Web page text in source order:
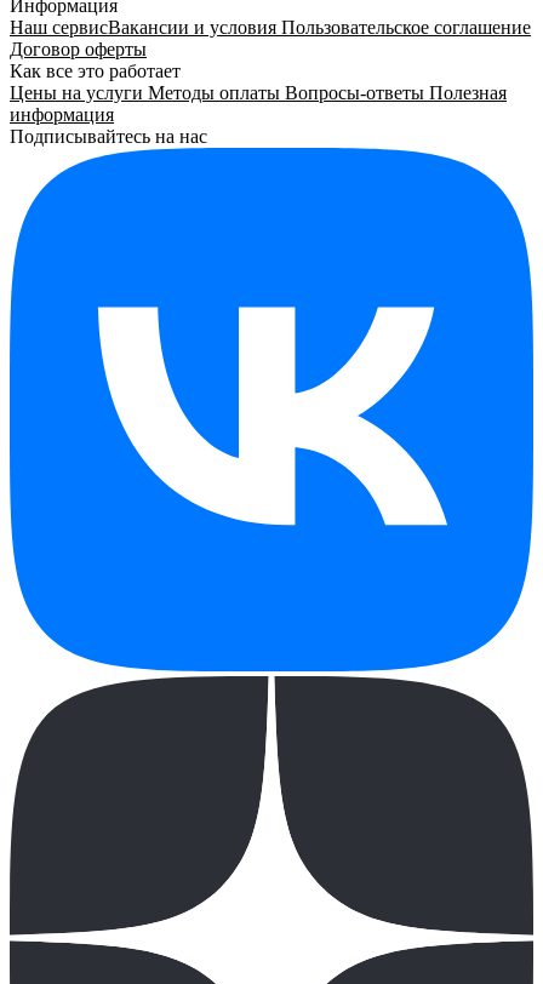
Информация
Наш сервисВакансии и условия Пользовательское соглашение
Договор оферты
Как все это работает
Цены на услуги Методы оплаты Вопросы-ответы Полезная
информация
Подписывайтесь на нас